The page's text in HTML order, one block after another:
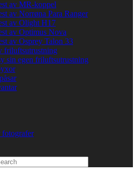
av MR-koppel
av Norrøna Para Ranger
av Olight H17
av Optimus Nova
av Osprey Talon 33
friluftsutrustning
sin egen friluftsutrustning